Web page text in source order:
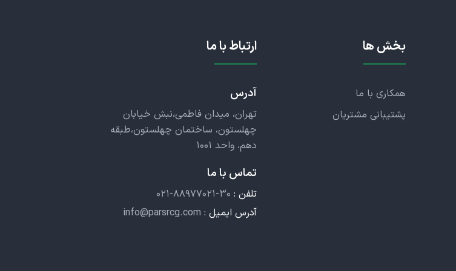
بخش ها
همکاری با ما
پشتیبانی مشتریان
ارتباط با ما
آدرس
تهران، میدان فاطمی،نبش خیابان
چهلستون، ساختمان چهلستون،طبقه
دهم، واحد ۱۰۰۱
تماس با ما
تلفن : ۰۲۱-۸۸۹۷۷۰۲۱-۳۰
آدرس ایمیل : info@parsrcg.com